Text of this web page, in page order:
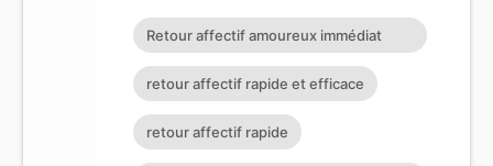
Retour affectif amoureux immédiat
gratuit Rituel retour affectif
retour affectif rapide et efficace
retour affectif rapide